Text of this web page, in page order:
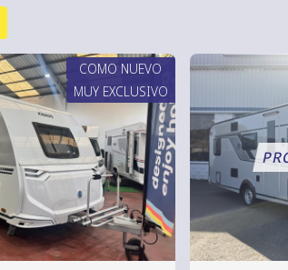
COMO NUEVO
MUY EXCLUSIVO